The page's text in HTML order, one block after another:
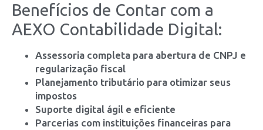
Benefícios de Contar com a
AEXO Contabilidade Digital:
Assessoria completa para abertura de CNPJ e
regularização fiscal
Planejamento tributário para otimizar seus
impostos
Suporte digital ágil e eficiente
Parcerias com instituições financeiras para